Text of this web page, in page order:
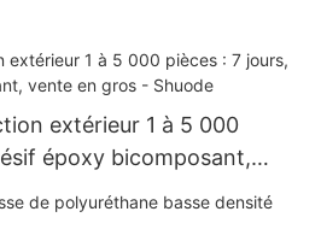
extérieur 1 à 5 000
époxy bicomposant,